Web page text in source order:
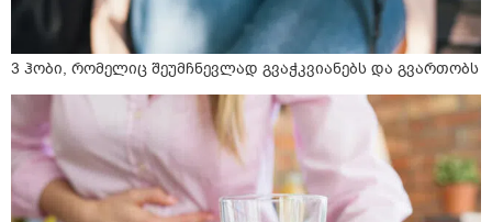
3 ჰობი, რომელიც შეუმჩნევლად გვაჭკვიანებს და გვართობს